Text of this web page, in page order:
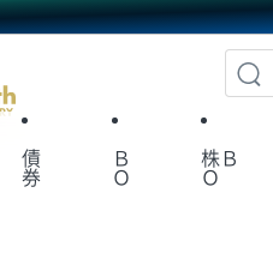
債
券
Ｂ
Ｏ
株Ｂ
Ｏ